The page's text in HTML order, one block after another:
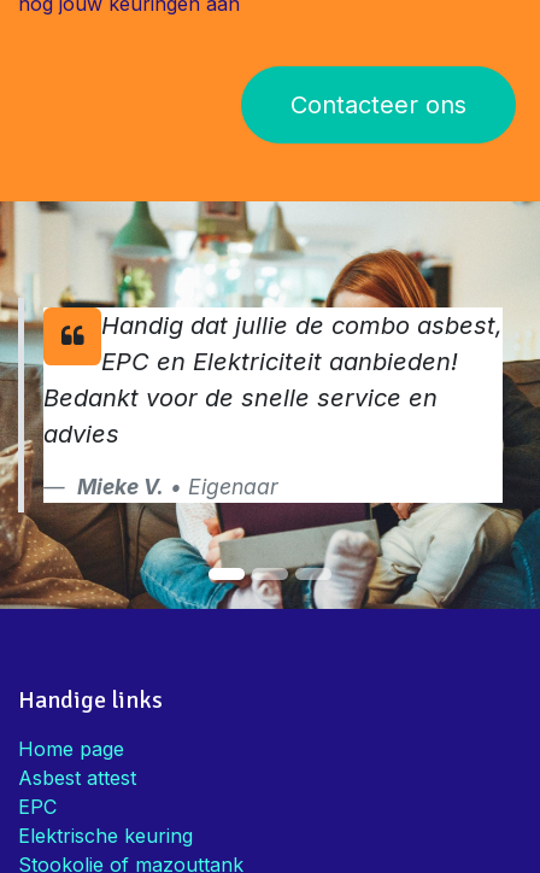
vertrouwden in 2024 reeds op onze
Contacteer ons
Handig dat jullie de combo asbest,
EPC en Elektriciteit aanbieden!
Bedankt voor de snelle service en